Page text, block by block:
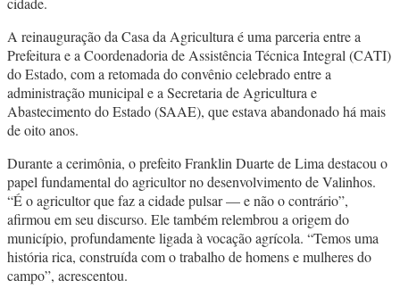
A reinauguração da Casa da Agricultura é uma parceria entre a
Prefeitura e a Coordenadoria de Assistência Técnica Integral (CATI)
do Estado, com a retomada do convênio celebrado entre a
administração municipal e a Secretaria de Agricultura e
Abastecimento do Estado (SAAE), que estava abandonado há mais
de oito anos.
Durante a cerimônia, o prefeito Franklin Duarte de Lima destacou o
papel fundamental do agricultor no desenvolvimento de Valinhos.
“É o agricultor que faz a cidade pulsar — e não o contrário”,
afirmou em seu discurso. Ele também relembrou a origem do
município, profundamente ligada à vocação agrícola. “Temos uma
história rica, construída com o trabalho de homens e mulheres do
campo”, acrescentou.